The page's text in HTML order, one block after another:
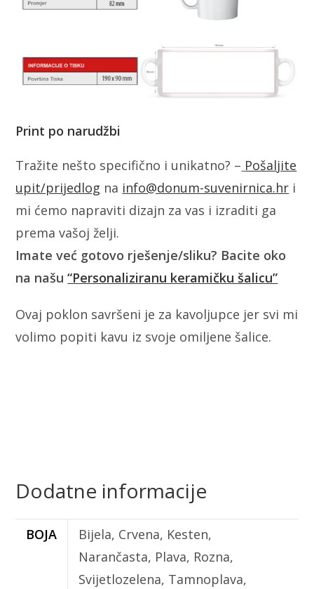
Print po narudžbi
Tražite nešto specifično i unikatno? – Pošaljite
upit/prijedlog na info@donum-suvenirnica.hr i
mi ćemo napraviti dizajn za vas i izraditi ga
prema vašoj želji.
Imate već gotovo rješenje/sliku? Bacite oko
na našu“Personaliziranu keramičku šalicu”
Ovaj poklon savršeni je za kavoljupce jer svi mi
volimo popiti kavu iz svoje omiljene šalice.
Dodatne informacije
BOJA
Bijela, Crvena, Kesten,
Narančasta, Plava, Rozna,
Svijetlozelena, Tamnoplava,